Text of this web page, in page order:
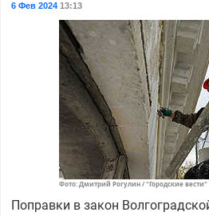
6 Фев 202413:13
Фото: Дмитрий Рогулин / "Городские вести"
Поправки в закон